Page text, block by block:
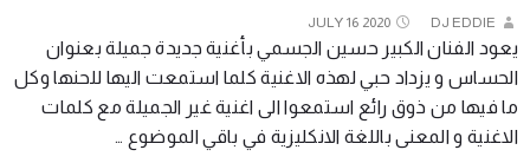
JULY 16 2020 DJ EDDIE
يعود الفنان الكبير حسين الجسمي بأغنية جديدة جميلة بعنوان
الحساس و يزداد حبي لهذه الاغنية كلما استمعت اليها للحنها وكل
ما فيها من ذوق رائع استمعوا الى اغنية غير الجميلة مع كلمات
الاغنية و المعنى باللغة الانكليزية في باقي الموضوع …